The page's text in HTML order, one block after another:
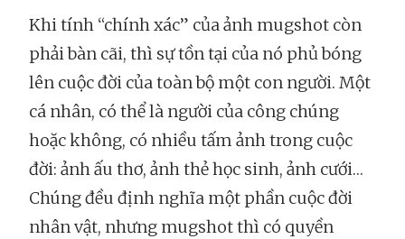
Khi tính “chính xác” của ảnh mugshot còn
phải bàn cãi, thì sự tồn tại của nó phủ bóng
lên cuộc đời của toàn bộ một con người. Một
cá nhân, có thể là người của công chúng
hoặc không, có nhiều tấm ảnh trong cuộc
đời: ảnh ấu thơ, ảnh thẻ học sinh, ảnh cưới…
Chúng đều định nghĩa một phần cuộc đời
nhân vật, nhưng mugshot thì có quyền